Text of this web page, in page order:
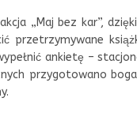
„Maj bez kar”,
przetrzymywane
ankietę –
przygotowano